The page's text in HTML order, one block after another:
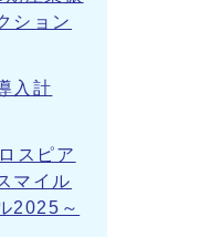
ション
入計
スピア
マイル
2025～